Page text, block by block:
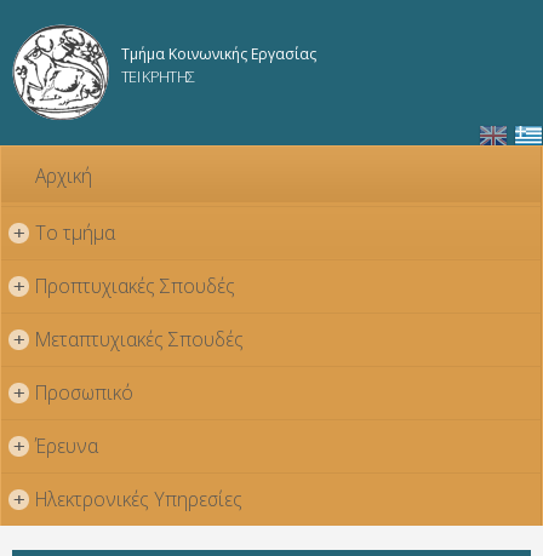
κυρίως
Τμήμα Κοινωνικής Εργασίας
ΤΕΙ ΚΡΗΤΗΣ
Αρχική
+ Το τμήμα
+ Προπτυχιακές Σπουδές
+ Μεταπτυχιακές Σπουδές
+ Προσωπικό
+ Έρευνα
+ Ηλεκτρονικές Υπηρεσίες